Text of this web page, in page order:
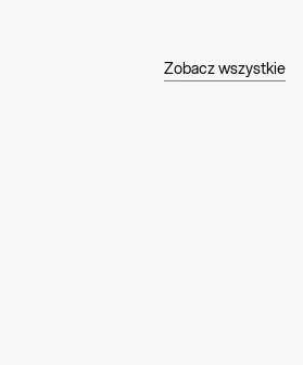
Zobacz wszystkie